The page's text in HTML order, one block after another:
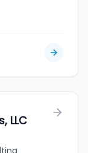
LLC